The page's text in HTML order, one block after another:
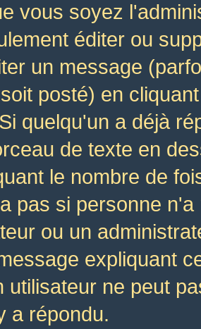
vous soyez
éditer ou
un message
posté) en
quelqu'un a déjà
de texte en
le nombre de
pas si personne
ou un
expliquant
utilisateur ne peut
a répondu.